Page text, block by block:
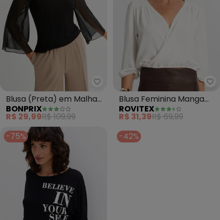
bonprix - Blusa (Preta) em
Blusa (Preta) em Malha
de Viscose
BONPRIX
R$ 29,99R$ 109,99
Blusa Feminina Manga
3/4 (Bege)
ROVITEX
R$ 31,39R$ 69,99
-75%
-42%